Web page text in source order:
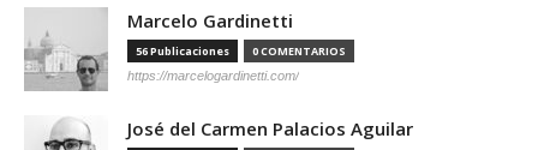
Marcelo Gardinetti
56 Publicaciones 0 COMENTARIOS
https://marcelogardinetti.com/
José del Carmen Palacios Aguilar